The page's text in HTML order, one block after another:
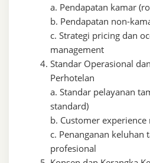
a. Pendapatan kamar
b. Pendapatan non-
c. Strategi pricing dan
management
Standar Operasional
Perhotelan
a. Standar pelayanan
standard)
b. Customer
c. Penanganan keluhan
profesional